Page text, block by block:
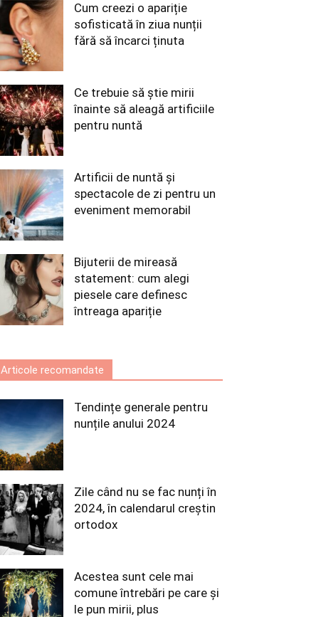
Cum creezi o apariție
sofisticată în ziua nunții
fără să încarci ținuta
Ce trebuie să știe mirii
înainte să aleagă artificiile
pentru nuntă
Artificii de nuntă și
spectacole de zi pentru un
eveniment memorabil
Bijuterii de mireasă
statement: cum alegi
piesele care definesc
întreaga apariție
Articole recomandate
Tendințe generale pentru
nunțile anului 2024
Zile când nu se fac nunți în
2024, în calendarul creștin
ortodox
Acestea sunt cele mai
comune întrebări pe care și
le pun mirii, plus